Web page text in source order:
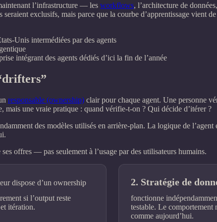
l’infrastructure — les workflows, l’architecture de
exclusifs, mais parce que la courbe d’apprentissage vient
intermédiées par des agents
intégrant des agents dédiés d’ici la fin de l’année
responsable (ownership) clair pour chaque agent. Une personne
une vraie pratique : quand vérifie‑t‑on ? Qui décide d’itérer ?
des modèles utilisés en arrière‑plan. La logique de
offres — pas seulement à l’usage par des utilisateurs humains.
dispose d’un ownership
si l’output reste
itération.
Stratégie de
fonctionne
testable. Le comportement
comme aujourd’hui.